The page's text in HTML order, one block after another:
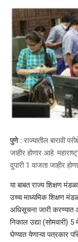
पुणे :राज्यातील बारावी
जाहीर होणार आहे.
दुपारी 1 वाजता जाहीर
या बाबत राज्य शिक्षण
उच्च माध्यमिक शिक्षण
अधिसूचना जारी करण्यात
निकाल उद्या (सोमवारी) 5
घेण्यात येणाऱ्या पत्रकार